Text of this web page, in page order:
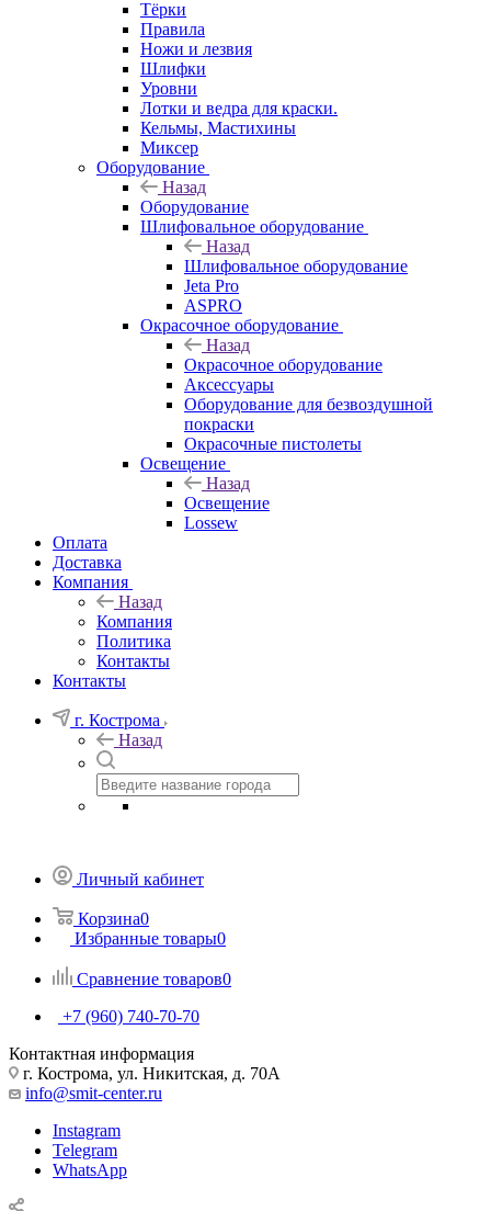
Тёрки
Правила
Ножи и лезвия
Шлифки
Уровни
Лотки и ведра для краски.
Кельмы, Мастихины
Миксер
Оборудование
Назад
Оборудование
Шлифовальное оборудование
Назад
Шлифовальное оборудование
Jeta Pro
ASPRO
Окрасочное оборудование
Назад
Окрасочное оборудование
Аксессуары
Оборудование для безвоздушной
покраски
Окрасочные пистолеты
Освещение
Назад
Освещение
Lossew
Оплата
Доставка
Компания
Назад
Компания
Политика
Контакты
Контакты
г. Кострома
Назад
Личный кабинет
Корзина0
Избранные товары0
Сравнение товаров0
+7 (960) 740-70-70
Контактная информация
г. Кострома, ул. Никитская, д. 70А
info@smit-center.ru
Instagram
Telegram
WhatsApp